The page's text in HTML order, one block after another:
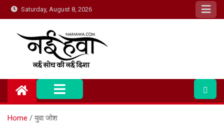
Saturday, August 8, 2026
Nai Hawa
Home युवा जोश